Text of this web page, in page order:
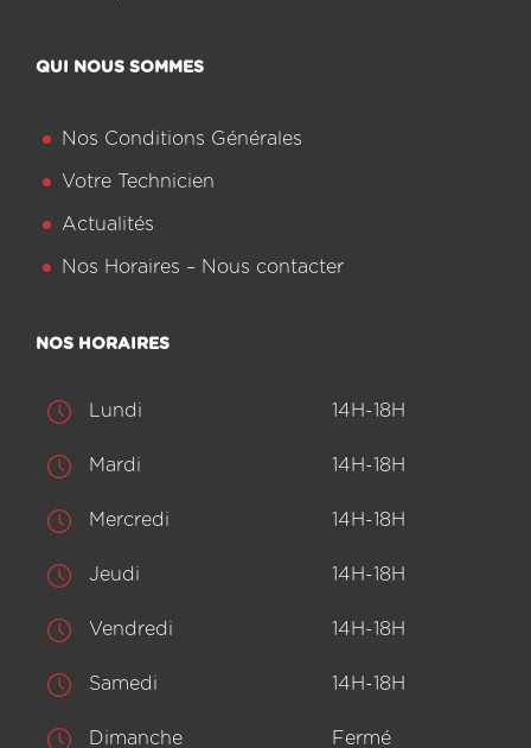
QUI NOUS SOMMES
Nos Conditions Générales
Votre Technicien
Actualités
Nos Horaires – Nous contacter
NOS HORAIRES
Lundi 14H-18H
Mardi 14H-18H
Mercredi 14H-18H
Jeudi 14H-18H
Vendredi 14H-18H
Samedi 14H-18H
Dimanche Fermé